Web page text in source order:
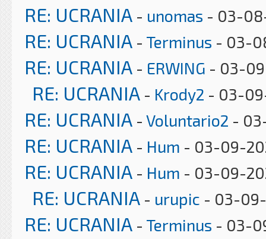
RE: UCRANIA - unomas - 03-
RE: UCRANIA - Terminus - 03-
RE: UCRANIA - ERWING - 03-
RE: UCRANIA - Krody2 - 03-
RE: UCRANIA - Voluntario2 -
RE: UCRANIA - Hum - 03-09-
RE: UCRANIA - Hum - 03-09-
RE: UCRANIA - urupic - 03-09-
RE: UCRANIA - Terminus - 03-